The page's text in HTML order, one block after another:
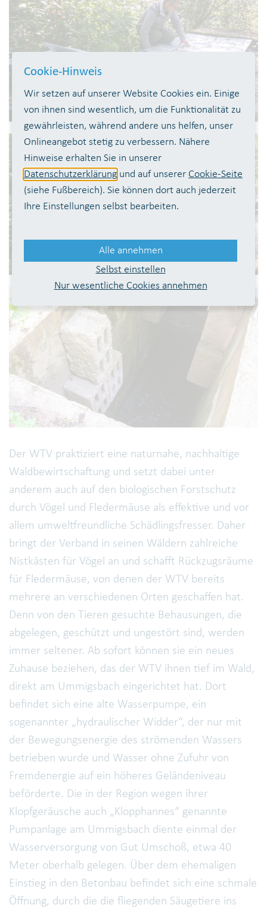
Der WTV praktiziert eine naturnahe, nachhaltige
Waldbewirtschaftung und setzt dabei unter
anderem auch auf den biologischen Forstschutz
durch Vögel und Fledermäuse als effektive und vor
allem umweltfreundliche Schädlingsfresser. Daher
bringt der Verband in seinen Wäldern zahlreiche
Nistkästen für Vögel an und schafft Rückzugsräume
für Fledermäuse, von denen der WTV bereits
mehrere an verschiedenen Orten geschaffen hat.
Denn von den Tieren gesuchte Behausungen, die
abgelegen, geschützt und ungestört sind, werden
immer seltener. Ab sofort können sie ein neues
Zuhause beziehen, das der WTV ihnen tief im Wald,
direkt am Ummigsbach eingerichtet hat. Dort
befindet sich eine alte Wasserpumpe, ein
sogenannter „hydraulischer Widder“, der nur mit
der Bewegungsenergie des strömenden Wassers
betrieben wurde und Wasser ohne Zufuhr von
Fremdenergie auf ein höheres Geländeniveau
beförderte. Die in der Region wegen ihrer
Klopfgeräusche auch „Klopphannes“ genannte
Pumpanlage am Ummigsbach diente einmal der
Wasserversorgung von Gut Umschoß, etwa 40
Meter oberhalb gelegen. Über dem ehemaligen
Einstieg in den Betonbau befindet sich eine schmale
Öffnung, durch die die fliegenden Säugetiere ins
Cookie-Hinweis
Wir setzen auf unserer Website Cookies ein. Einige
von ihnen sind wesentlich, um die Funktionalität zu
gewährleisten, während andere uns helfen, unser
Onlineangebot stetig zu verbessern. Nähere
Hinweise erhalten Sie in unserer
Datenschutzerklärung und auf unserer Cookie-Seite
(siehe Fußbereich). Sie können dort auch jederzeit
Ihre Einstellungen selbst bearbeiten.
Alle annehmen
Selbst einstellen
Nur wesentliche Cookies annehmen